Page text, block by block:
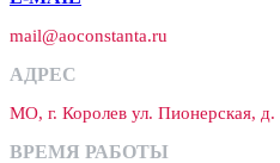
mail@aoconstanta.ru
АДРЕС
МО, г. Королев ул. Пионерская, д.
ВРЕМЯ РАБОТЫ